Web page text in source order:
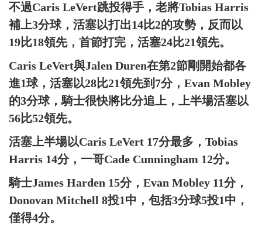
不過Caris LeVert跳投得手，老將Tobias Harris
補上3分球，活塞以打出14比2的攻勢，反而以
19比18領先，首節打完，活塞24比21領先。
Caris LeVert與Jalen Duren在第2節剛開始都各
進1球，活塞以28比21領先到7分，Evan Mobley
的3分球，騎士很快將比分追上，上半場活塞以
56比52領先。
活塞上半場以Caris LeVert 17分最多，Tobias
Harris 14分，一哥Cade Cunningham 12分。
騎士James Harden 15分，Evan Mobley 11分，
Donovan Mitchell 8投1中，包括3分球5投1中，
僅得4分。